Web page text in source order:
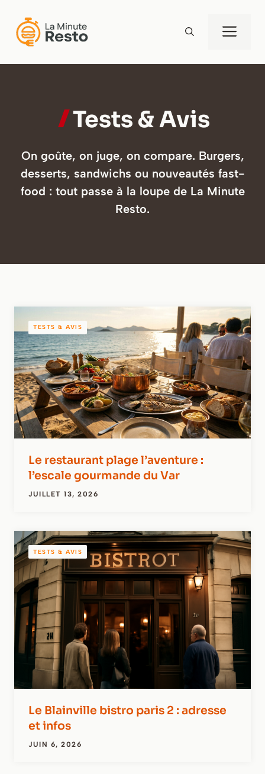
contenu
Tests & Avis
On goûte, on juge, on compare. Burgers,
desserts, sandwichs ou nouveautés fast-
food : tout passe à la loupe de La Minute
Resto.
TESTS & AVIS
Le restaurant plage l’aventure :
l’escale gourmande du Var
JUILLET 13, 2026
TESTS & AVIS
Le Blainville bistro paris 2 : adresse
et infos
JUIN 6, 2026